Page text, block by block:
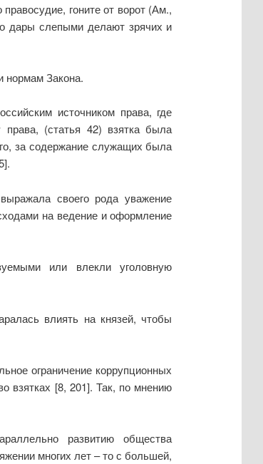
гоните от ворот (Ам.,
дары слепыми делают зрячих и
нормам Закона.
источником права, где
права, (статья 42) взятка была
за содержание служащих была
своего рода уважение
на ведение и оформление
или влекли уголовную
влиять на князей, чтобы
ограничение коррупционных
взятках [8, 201]. Так, по мнению
развитию общества
многих лет – то с большей,